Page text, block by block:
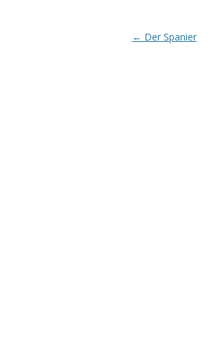
Beitrags-
← Der Spanier